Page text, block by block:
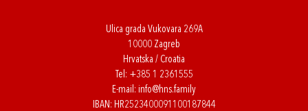
Ulica grada Vukovara 269A
10000 Zagreb
Hrvatska / Croatia
Tel: +385 1 2361555
E-mail: info@hns.family
IBAN: HR2523400091100187844